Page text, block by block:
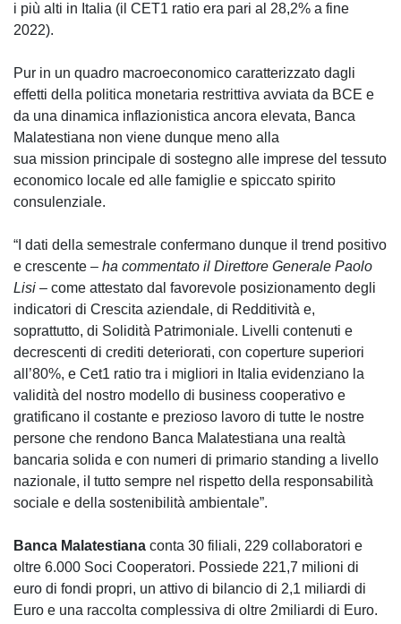
i più alti in Italia (il CET1 ratio era pari al 28,2% a fine
2022).
Pur in un quadro macroeconomico caratterizzato dagli
effetti della politica monetaria restrittiva avviata da BCE e
da una dinamica inflazionistica ancora elevata, Banca
Malatestiana non viene dunque meno alla
sua mission principale di sostegno alle imprese del tessuto
economico locale ed alle famiglie e spiccato spirito
consulenziale.
“I dati della semestrale confermano dunque il trend positivo
e crescente – ha commentato il Direttore Generale Paolo
Lisi – come attestato dal favorevole posizionamento degli
indicatori di Crescita aziendale, di Redditività e,
soprattutto, di Solidità Patrimoniale. Livelli contenuti e
decrescenti di crediti deteriorati, con coperture superiori
all’80%, e Cet1 ratio tra i migliori in Italia evidenziano la
validità del nostro modello di business cooperativo e
gratificano il costante e prezioso lavoro di tutte le nostre
persone che rendono Banca Malatestiana una realtà
bancaria solida e con numeri di primario standing a livello
nazionale, iI tutto sempre nel rispetto della responsabilità
sociale e della sostenibilità ambientale”.
Banca Malatestiana conta 30 filiali, 229 collaboratori e
oltre 6.000 Soci Cooperatori. Possiede 221,7 milioni di
euro di fondi propri, un attivo di bilancio di 2,1 miliardi di
Euro e una raccolta complessiva di oltre 2miliardi di Euro.